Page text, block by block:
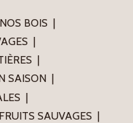
BOIS
SAISON
SAUVAGES